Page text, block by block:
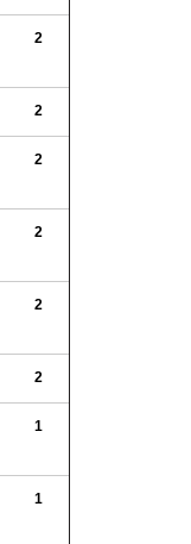
2
2
2
2
2
2
1
1